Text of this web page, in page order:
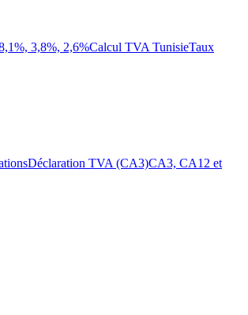
3,8%, 2,6%Calcul TVA TunisieTaux
Déclaration TVA (CA3)CA3, CA12 et